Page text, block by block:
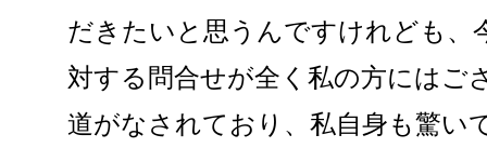
だきたいと思うんですけれども、
対する問合せが全く私の方にはご
道がなされており、私自身も驚い